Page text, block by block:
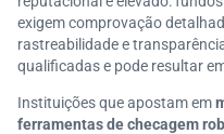
exigem comprovação
rastreabilidade e
qualificadas e pode resultar
Instituições que apostam em
ferramentas de checagem